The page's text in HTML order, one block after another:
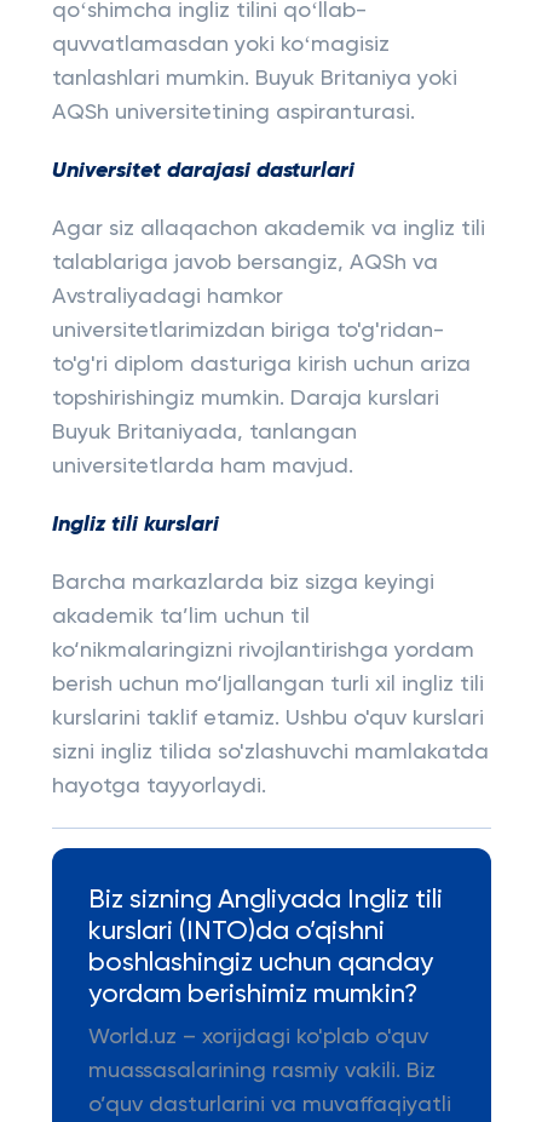
qoʻshimcha ingliz tilini qoʻllab-
quvvatlamasdan yoki koʻmagisiz
tanlashlari mumkin. Buyuk Britaniya yoki
AQSh universitetining aspiranturasi.
Universitet darajasi dasturlari
Agar siz allaqachon akademik va ingliz tili
talablariga javob bersangiz, AQSh va
Avstraliyadagi hamkor
universitetlarimizdan biriga to'g'ridan-
to'g'ri diplom dasturiga kirish uchun ariza
topshirishingiz mumkin. Daraja kurslari
Buyuk Britaniyada, tanlangan
universitetlarda ham mavjud.
Ingliz tili kurslari
Barcha markazlarda biz sizga keyingi
akademik ta’lim uchun til
ko‘nikmalaringizni rivojlantirishga yordam
berish uchun mo‘ljallangan turli xil ingliz tili
kurslarini taklif etamiz. Ushbu o'quv kurslari
sizni ingliz tilida so'zlashuvchi mamlakatda
hayotga tayyorlaydi.
Biz sizning Angliyada Ingliz tili
kurslari (INTO)da o’qishni
boshlashingiz uchun qanday
yordam berishimiz mumkin?
World.uz – xorijdagi ko'plab o'quv
muassasalarining rasmiy vakili. Biz
o’quv dasturlarini va muvaffaqiyatli